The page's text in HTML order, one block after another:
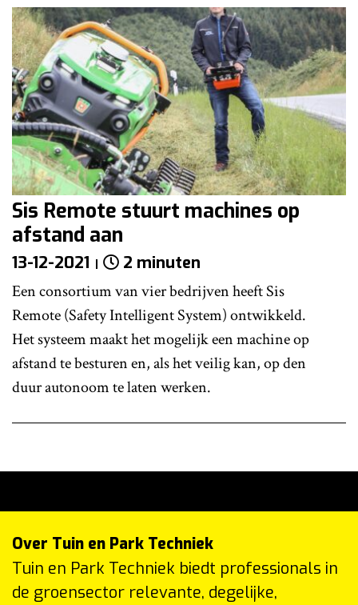
Sis Remote stuurt machines op
afstand aan
13-12-2021 2 minuten
Een consortium van vier bedrijven heeft Sis
Remote (Safety Intelligent System) ontwikkeld.
Het systeem maakt het mogelijk een machine op
afstand te besturen en, als het veilig kan, op den
duur autonoom te laten werken.
Over Tuin en Park Techniek
Tuin en Park Techniek biedt professionals in
de groensector relevante, degelijke,